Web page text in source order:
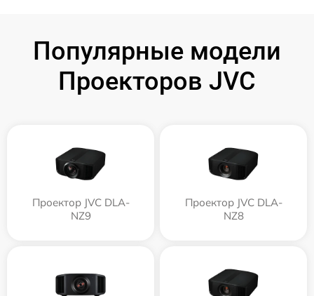
Популярные модели
Проекторов JVC
Проектор JVC DLA-
NZ9
Проектор JVC DLA-
NZ8